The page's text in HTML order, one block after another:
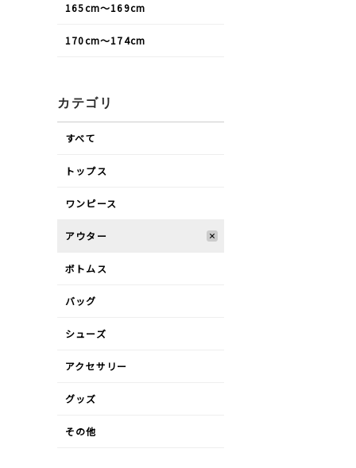
165cm〜169cm
170cm〜174cm
カテゴリ
すべて
トップス
ワンピース
アウター
ボトムス
バッグ
シューズ
アクセサリー
グッズ
その他